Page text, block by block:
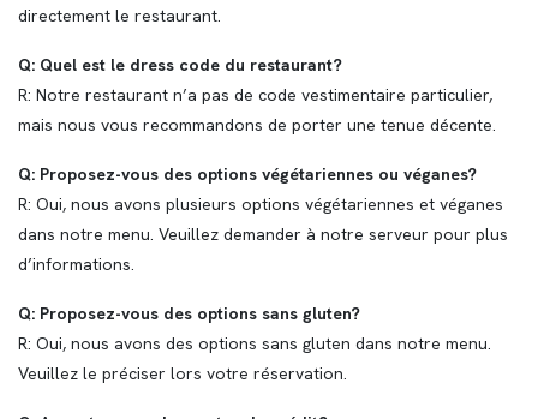
directement le restaurant.
Q: Quel est le dress code du restaurant?
R: Notre restaurant n’a pas de code vestimentaire particulier,
mais nous vous recommandons de porter une tenue décente.
Q: Proposez-vous des options végétariennes ou véganes?
R: Oui, nous avons plusieurs options végétariennes et véganes
dans notre menu. Veuillez demander à notre serveur pour plus
d’informations.
Q: Proposez-vous des options sans gluten?
R: Oui, nous avons des options sans gluten dans notre menu.
Veuillez le préciser lors votre réservation.